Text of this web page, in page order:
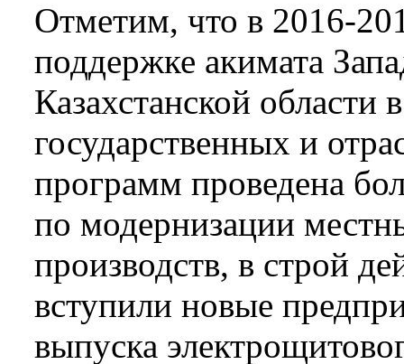
Отметим, что в 2016-­
поддержке акимата
Казахстанской области
государственных и
программ проведена
по модернизации
производств, в строй
вступили новые
выпуска